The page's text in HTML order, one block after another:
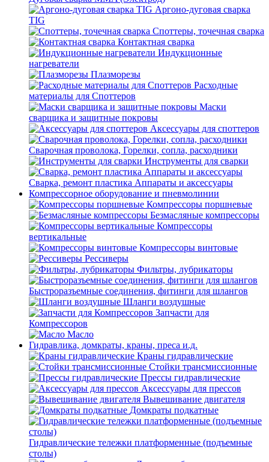
Аргоно-дуговая сварка
TIG
Споттеры, точечная сварка
Контактная сварка
Индукционные
нагреватели
Плазморезы
Расходные
материалы для Споттеров
Маски
сварщика и защитные покровы
Аксессуары для споттеров
Сварочная проволока, Горелки, сопла, расходники
Инструменты для сварки
Сварка, ремонт пластика Аппараты и аксессуары
Компрессорное оборудование и пневмолинии
Компрессоры поршневые
Безмасляные компрессоры
Компрессоры
вертикальные
Компрессоры винтовые
Рессиверы
Фильтры, лубрикаторы
Быстроразъемные соединения, фитинги для шлангов
Шланги воздушные
Запчасти для
Компрессоров
Масло
Гидравлика, домкраты, краны, преса и.д.
Краны гидравлические
Стойки трансмиссионные
Прессы гидравлические
Аксессуары для прессов
Вывешивание двигателя
Домкраты подкатные
Гидравлические тележки платформенные (подъемные
столы)